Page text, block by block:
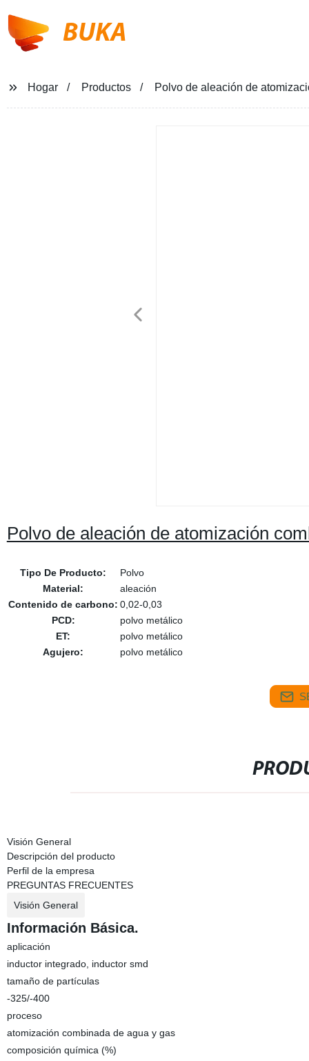
BUKA
Hogar Productos Polvo de aleación de
Polvo de aleación de atomización
Tipo De Producto:
Polvo
Material:
aleación
Contenido de carbono: 0,02-0,03
PCD:
polvo metálico
ET:
polvo metálico
Agujero:
polvo metálico
Visión General
Descripción del producto
Perfil de la empresa
PREGUNTAS FRECUENTES
Visión General
Información Básica.
aplicación
inductor integrado, inductor smd
tamaño de partículas
-325/-400
proceso
atomización combinada de agua y gas
composición química (%)